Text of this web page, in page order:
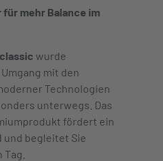
mehr Balance im
wurde
mit den
Technologien
unterwegs. Das
fördert ein
und begleitet Sie